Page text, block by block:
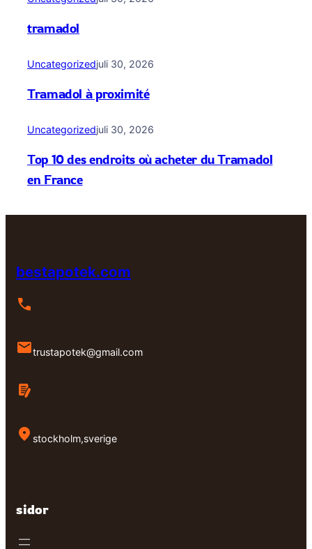
tramadol
Uncategorizedjuli 30, 2026
Tramadol à proximité
Uncategorizedjuli 30, 2026
Top 10 des endroits où acheter du Tramadol
en France
bestapotek.com
trustapotek@gmail.com
stockholm,sverige
sidor